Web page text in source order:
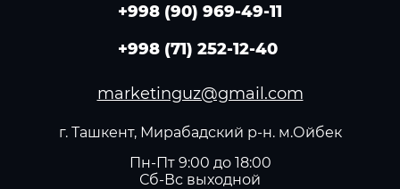
+998 (90) 969-49-11
+998 (71) 252-12-40
marketinguz@gmail.com
г. Ташкент, Мирабадский р-н. м.Ойбек
Пн-Пт 9:00 до 18:00
Сб-Вс выходной